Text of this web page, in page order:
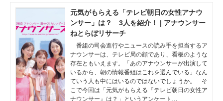
AI活用のいまが分かる
企業ITのトレンドを詳説
経営リーダーのコミュニティ
マーケ×ITの今がよく分かる
ITエンジニア向け専門サイト
元気がもらえる「テレビ朝日の女性アナウ
ンサー」は？ 3人を紹介！ | アナウンサー
ねとらぼリサーチ
番組の司会進行やニュースの読み手を担当するア
ナウンサーは、テレビ局の顔であり、看板のような
存在ともいえます。「あのアナウンサーが出演して
いるから、朝の情報番組はこれを選んでいる」なん
ていう人も中にはいるのではないでしょうか。 そ
こで今回は「元気がもらえる『テレビ朝日の女性ア
ナウンサー』は？」というアンケート…